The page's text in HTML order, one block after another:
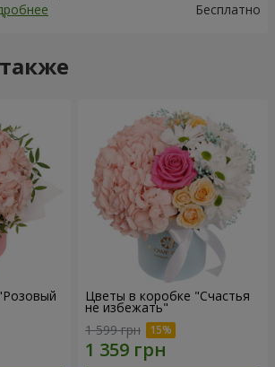
Бесплатно
Цветы в коробке "Счастья
не избежать"
1 599 грн